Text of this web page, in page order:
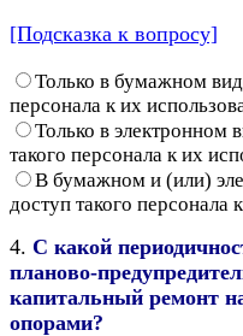
[Подсказка к вопросу]
Только в бумажном
персонала к их
Только в электронном
такого персонала к их
В бумажном и (или)
доступ такого персонала
4. С какой
планово-
капитальный ремонт
опорами?